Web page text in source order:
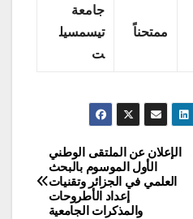
ممتحناً
جامعة
تيسمسيل
ت
الإعلان عن الملتقى الوطني
الأول الموسوم بالبحث
العلمي في الجزائر وتقنيات
إعداد الأطروحات
والمذكرات الجامعية